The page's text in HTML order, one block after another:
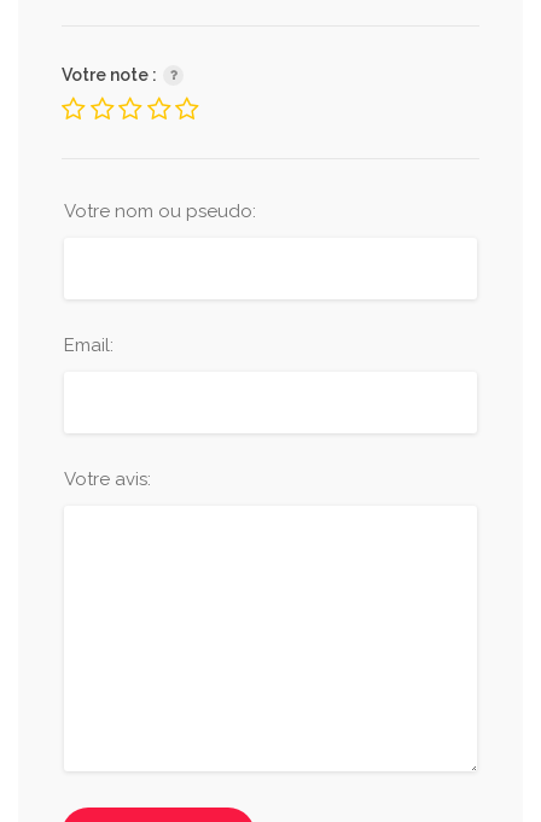
Votre note :
Votre nom ou pseudo:
Email:
Votre avis: